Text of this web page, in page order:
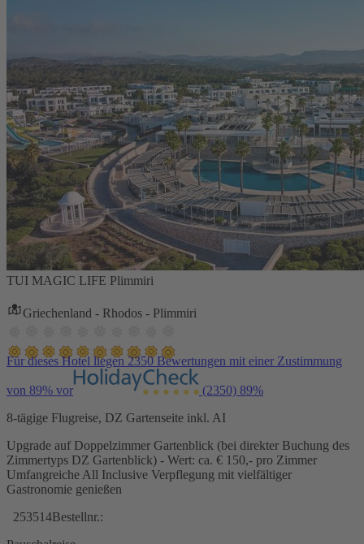
TUI MAGIC LIFE Plimmiri
Griechenland - Rhodos - Plimmiri
Für dieses Hotel liegen 2350 Bewertungen mit einer Zustimmung
von 89% vor (2350) 89%
8-tägige Flugreise, DZ Gartenseite inkl. AI
Upgrade auf Doppelzimmer Gartenblick (bei direkter Buchung des
Zimmertyps DZ Gartenblick) - Wert: ca. € 150,- pro Zimmer
Umfangreiche All Inclusive Verpflegung mit vielfältiger
Gastronomie genießen
253514Bestellnr.: